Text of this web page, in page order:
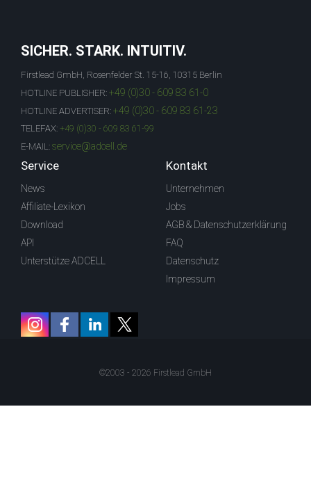
SICHER. STARK. INTUITIV.
Firstlead GmbH, Rosenfelder St. 15-16, 10315 Berlin
HOTLINE PUBLISHER: +49 (0)30 - 609 83 61-0
HOTLINE ADVERTISER: +49 (0)30 - 609 83 61-23
TELEFAX: +49 (0)30 - 609 83 61-99
E-MAIL: service@adcell.de
Service
News
Affiliate-Lexikon
Download
API
Unterstütze ADCELL
Kontakt
Unternehmen
Jobs
AGB & Datenschutzerklärung
FAQ
Datenschutz
Impressum
©2003 - 2026 Firstlead GmbH